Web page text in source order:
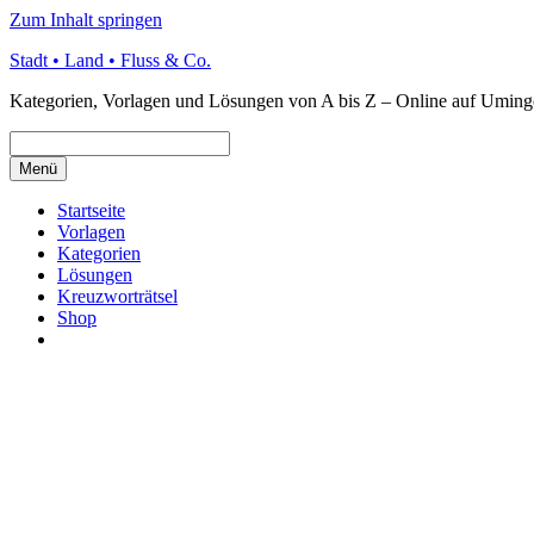
Zum Inhalt springen
Stadt • Land • Fluss & Co.
Kategorien, Vorlagen und Lösungen von A bis Z – Online auf
Menü
Startseite
Vorlagen
Kategorien
Lösungen
Kreuzworträtsel
Shop